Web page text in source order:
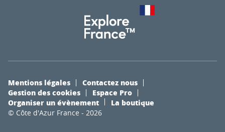
© Côte d'Azur France - 2026
Mentions légales
Contactez nous
Gestion des cookies
Espace Pro
Organiser un évènement
La boutique